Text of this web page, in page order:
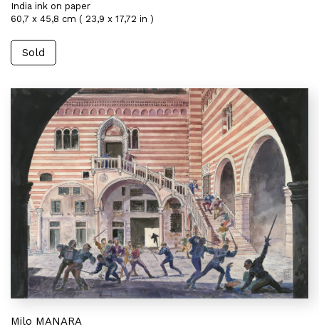
India ink on paper
60,7 x 45,8 cm ( 23,9 x 17,72 in )
Sold
Milo MANARA